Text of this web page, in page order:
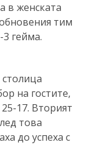
в женската
тим
0-3 гейма.
на гостите,
17. Вторият
това
до успеха с